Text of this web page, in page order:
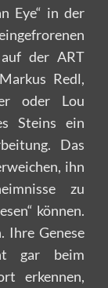
Eye“ in der
der ART
Redl,
oder Lou
Steins ein
Das
ihn
zu
können.
Ihre Genese
gar beim
erkennen,